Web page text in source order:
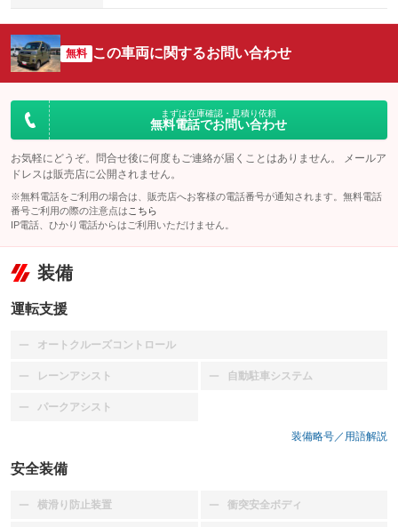
無料 この車両に関するお問い合わせ
まずは在庫確認・見積り依頼
無料電話でお問い合わせ
お気軽にどうぞ。問合せ後に何度もご連絡が届くことはありません。 メールア
ドレスは販売店に公開されません。
※無料電話をご利用の場合は、販売店へお客様の電話番号が通知されます。無料電話
番号ご利用の際の注意点は こちら
IP電話、ひかり電話からはご利用いただけません。
装備
運転支援
オートクルーズコントロール
：装備なし
レーンアシスト
：装備なし 自動駐車システム
：装備なし
パークアシスト
：装備なし
装備略号／用語解説
安全装備
横滑り防止装置
：装備なし 衝突安全ボディ
：装備なし